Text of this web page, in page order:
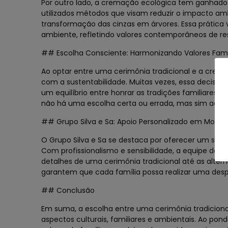
Por outro lado, a cremação ecológica tem
utilizados métodos que visam reduzir o impacto
transformação das cinzas em árvores. Essa
ambiente, refletindo valores contemporâneos de
## Escolha Consciente: Harmonizando Valores
Ao optar entre uma cerimônia tradicional e a
com a sustentabilidade. Muitas vezes, essa
um equilíbrio entre honrar as tradições familiares
não há uma escolha certa ou errada, mas sim
## Grupo Silva e Sa: Apoio Personalizado em
O Grupo Silva e Sa se destaca por oferecer um
Com profissionalismo e sensibilidade, a equipe do
detalhes de uma cerimônia tradicional até as
garantem que cada família possa realizar uma
## Conclusão
Em suma, a escolha entre uma cerimônia
aspectos culturais, familiares e ambientais. Ao